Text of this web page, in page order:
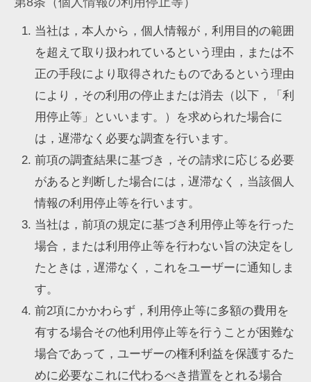
当社は，本人から，個人情報が，利用目的の範囲
を超えて取り扱われているという理由，または不
正の手段により取得されたものであるという理由
により，その利用の停止または消去（以下，「利
用停止等」といいます。）を求められた場合に
は，遅滞なく必要な調査を行います。
前項の調査結果に基づき，その請求に応じる必要
があると判断した場合には，遅滞なく，当該個人
情報の利用停止等を行います。
当社は，前項の規定に基づき利用停止等を行った
場合，または利用停止等を行わない旨の決定をし
たときは，遅滞なく，これをユーザーに通知しま
す。
前2項にかかわらず，利用停止等に多額の費用を
有する場合その他利用停止等を行うことが困難な
場合であって，ユーザーの権利利益を保護するた
めに必要なこれに代わるべき措置をとれる場合